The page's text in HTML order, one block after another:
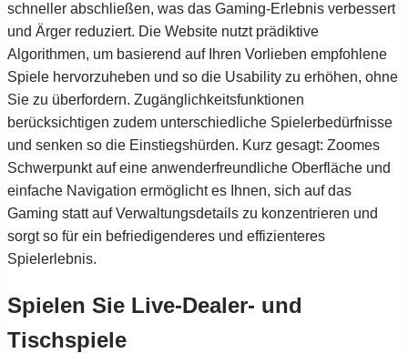
schneller abschließen, was das Gaming-Erlebnis verbessert
und Ärger reduziert. Die Website nutzt prädiktive
Algorithmen, um basierend auf Ihren Vorlieben empfohlene
Spiele hervorzuheben und so die Usability zu erhöhen, ohne
Sie zu überfordern. Zugänglichkeitsfunktionen
berücksichtigen zudem unterschiedliche Spielerbedürfnisse
und senken so die Einstiegshürden. Kurz gesagt: Zoomes
Schwerpunkt auf eine anwenderfreundliche Oberfläche und
einfache Navigation ermöglicht es Ihnen, sich auf das
Gaming statt auf Verwaltungsdetails zu konzentrieren und
sorgt so für ein befriedigenderes und effizienteres
Spielerlebnis.
Spielen Sie Live-Dealer- und
Tischspiele